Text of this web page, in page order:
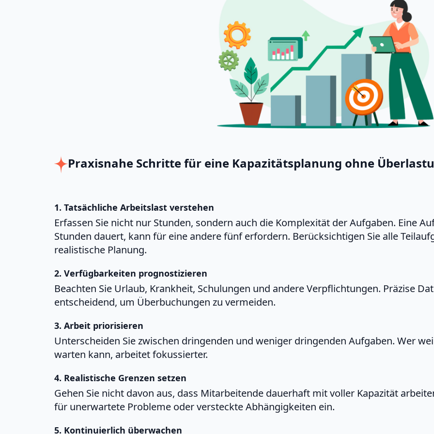
Praxisnahe Schritte für eine Kapazitätsplanung ohne
1. Tatsächliche Arbeitslast verstehen
Erfassen Sie nicht nur Stunden, sondern auch die Komplexität der Aufgaben. Eine
Stunden dauert, kann für eine andere fünf erfordern. Berücksichtigen Sie alle
realistische Planung.
2. Verfügbarkeiten prognostizieren
Beachten Sie Urlaub, Krankheit, Schulungen und andere Verpflichtungen. Präzise
entscheidend, um Überbuchungen zu vermeiden.
3. Arbeit priorisieren
Unterscheiden Sie zwischen dringenden und weniger dringenden Aufgaben. Wer
warten kann, arbeitet fokussierter.
4. Realistische Grenzen setzen
Gehen Sie nicht davon aus, dass Mitarbeitende dauerhaft mit voller Kapazität
für unerwartete Probleme oder versteckte Abhängigkeiten ein.
5. Kontinuierlich überwachen